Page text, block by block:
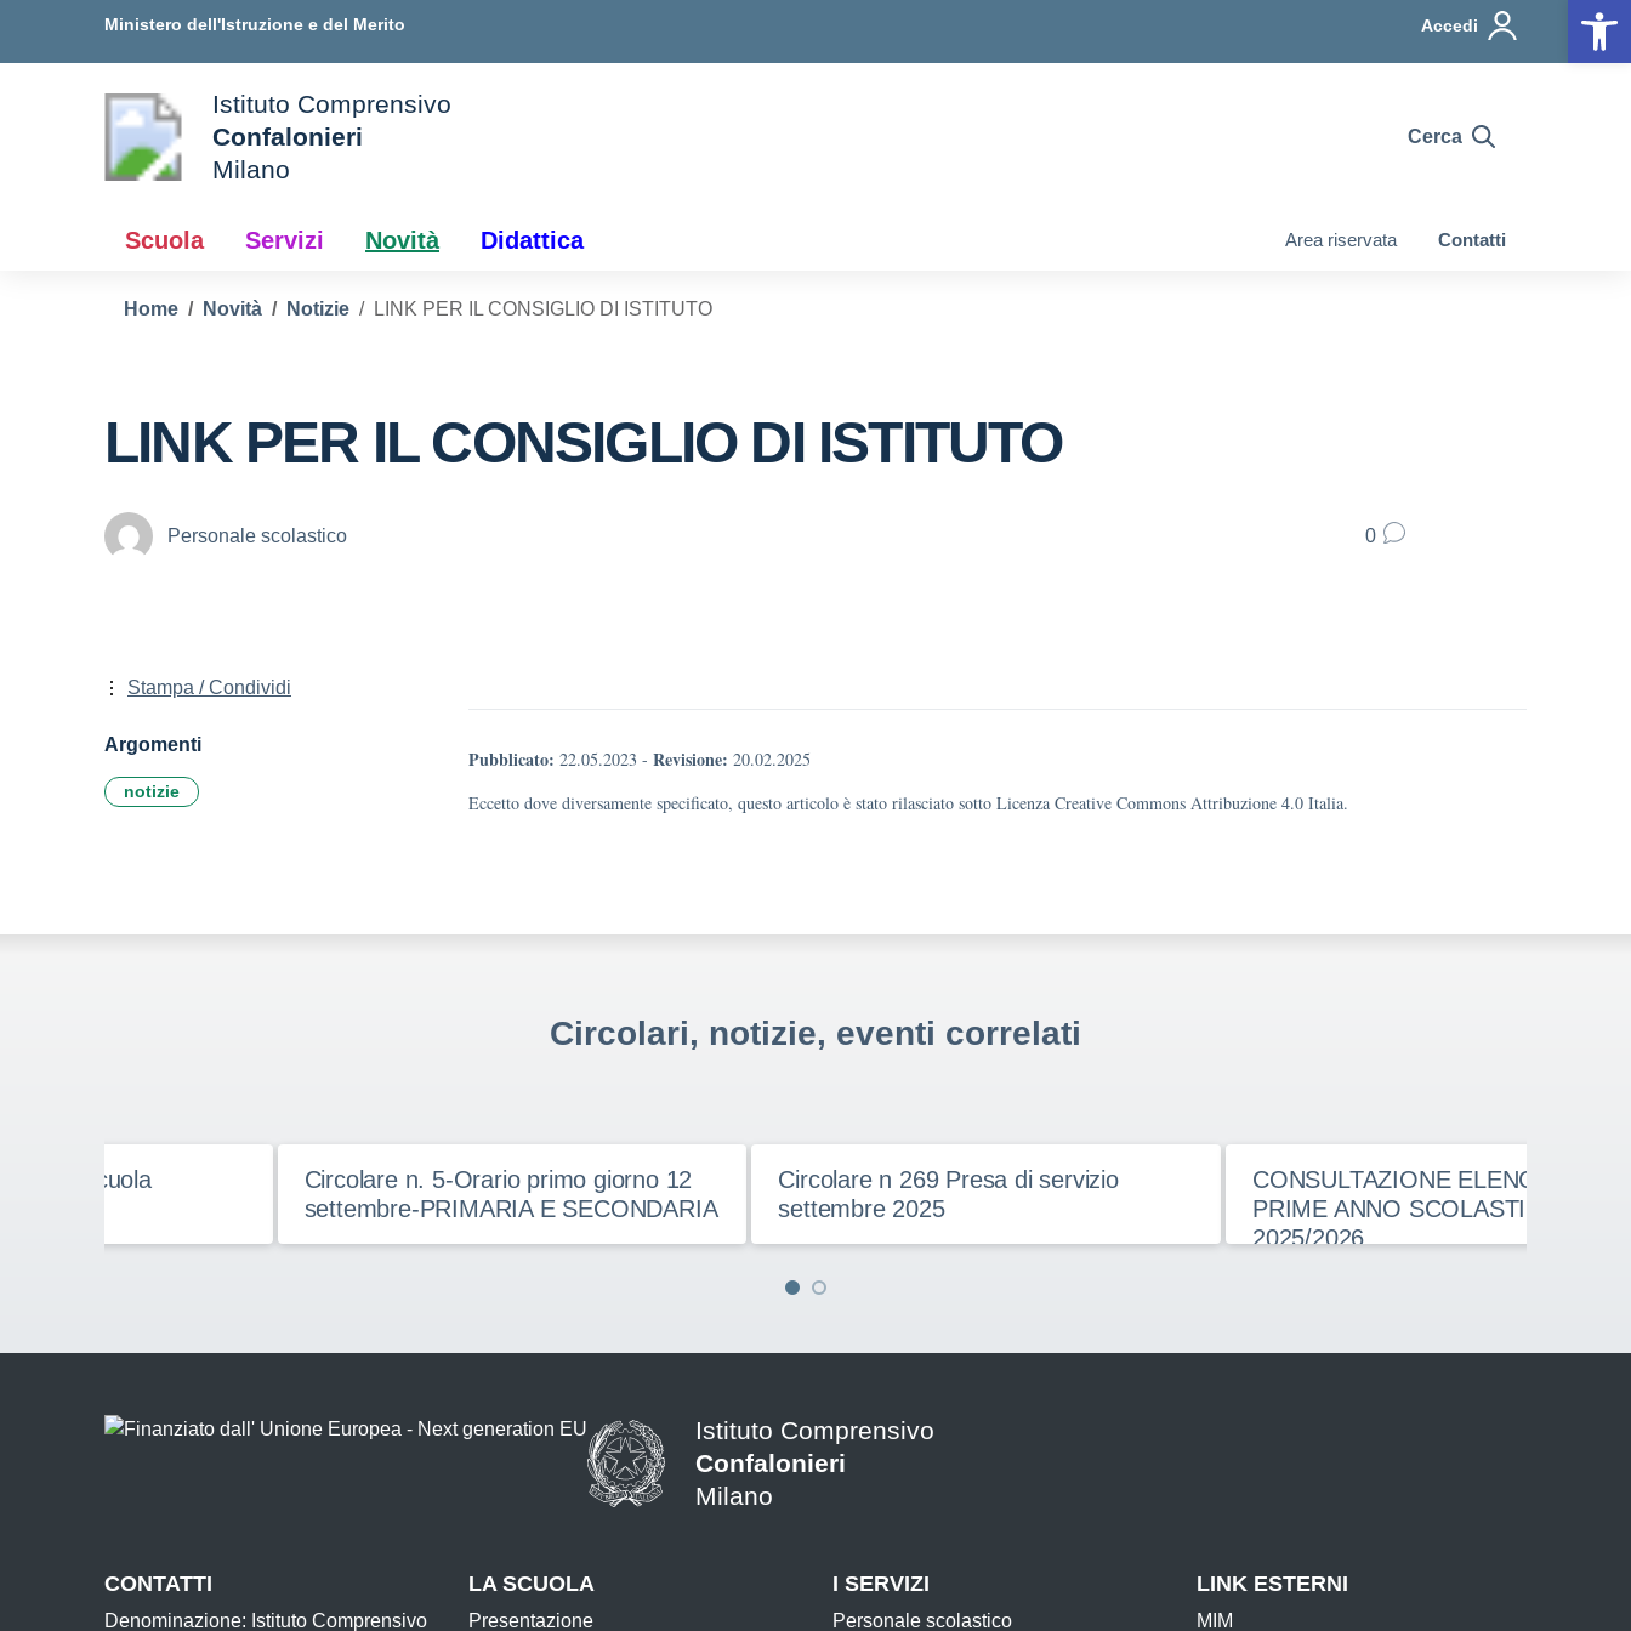
Ministero dell'Istruzione e del Merito Accedi
della scuola
Istituto Comprensivo
Confalonieri
Milano
Cerca
Scuola Servizi Novità Didattica Area riservata Contatti
Home Novità Notizie LINK PER IL CONSIGLIO DI ISTITUTO
LINK PER IL CONSIGLIO DI ISTITUTO
Personale scolastico 0
Pubblicato: 22.05.2023 - Revisione: 20.02.2025
Eccetto dove diversamente specificato, questo articolo è stato rilasciato sotto Licenza Creative Commons Attribuzione 4.0 Italia.
Stampa / Condividi
Argomenti
notizie
Circolari, notizie, eventi correlati
– Scuola
Circolare n. 5-Orario primo giorno 12
settembre-PRIMARIA E SECONDARIA
Circolare n 269 Presa di servizio
settembre 2025
CONSULTAZIONE ELENCHI
PRIME ANNO SCOLASTICO
2025/2026
Istituto Comprensivo
Confalonieri
Milano
CONTATTI
Denominazione: Istituto Comprensivo
LA SCUOLA
Presentazione
I SERVIZI
Personale scolastico
LINK ESTERNI
MIM